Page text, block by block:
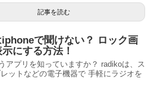
記事を読む
で聞けない？ ロック画
にする方法！
アプリを知っていますか？ radikoは、ス
ットなどの電子機器で 手軽にラジオを